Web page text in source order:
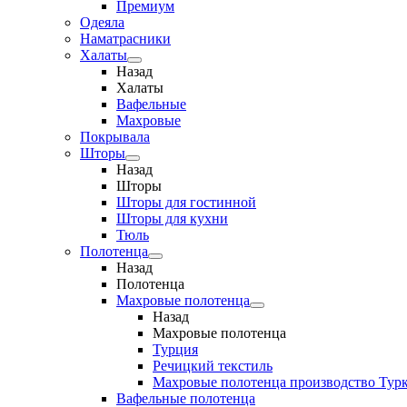
Премиум
Одеяла
Наматрасники
Халаты
Назад
Халаты
Вафельные
Махровые
Покрывала
Шторы
Назад
Шторы
Шторы для гостинной
Шторы для кухни
Тюль
Полотенца
Назад
Полотенца
Махровые полотенца
Назад
Махровые полотенца
Турция
Речицкий текстиль
Махровые полотенца производство
Вафельные полотенца